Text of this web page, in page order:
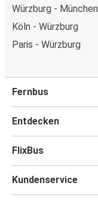
Würzburg - München
Köln - Würzburg
Paris - Würzburg
Fernbus
Entdecken
FlixBus
Kundenservice